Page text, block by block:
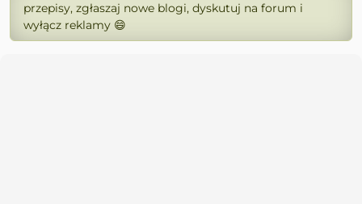
przepisy, zgłaszaj nowe blogi, dyskutuj na forum i
wyłącz reklamy 😄